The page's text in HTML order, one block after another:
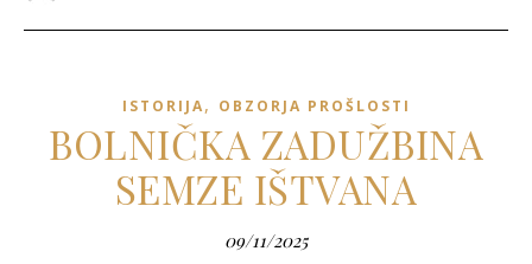
ISTORIJA, OBZORJA PROŠLOSTI
BOLNIČKA ZADUŽBINA
SEMZE IŠTVANA
09/11/2025